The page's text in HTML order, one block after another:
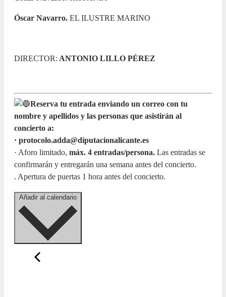
Óscar Navarro. EL ILUSTRE MARINO
DIRECTOR: ANTONIO LILLO PÉREZ
Reserva tu entrada enviando un correo con tu
nombre y apellidos y las personas que asistirán al
concierto a:
· protocolo.adda@diputacionalicante.es
· Aforo limitado, máx. 4 entradas/persona. Las entradas se
confirmarán y entregarán una semana antes del concierto.
. Apertura de puertas 1 hora antes del concierto.